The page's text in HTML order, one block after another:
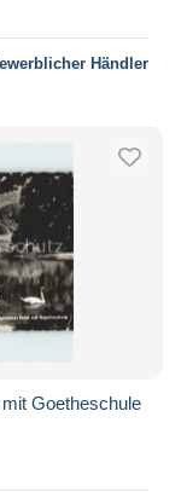
Händler
Goetheschule